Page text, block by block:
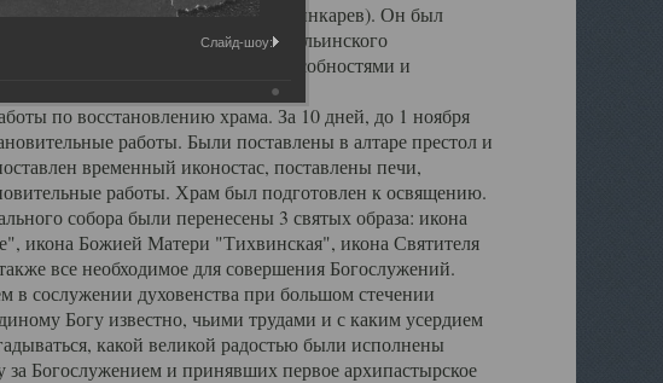
назначен игумен о. Серафим (Шинкарев). Он был
с должности настоятеля Свято - Ильинского
организаторскими способностями и
по восстановлению храма. За 10 дней, до 1 ноября
работы. Были поставлены в алтаре престол и
временный иконостас, поставлены печи,
работы. Храм был подготовлен к освящению.
собора были перенесены 3 святых образа: икона
икона Божией Матери "Тихвинская", икона Святителя
все необходимое для совершения Богослужений.
сослужении духовенства при большом стечении
Богу известно, чьими трудами и с каким усердием
какой великой радостью были исполнены
Богослужением и принявших первое архипастырское
Слайд-шоу: